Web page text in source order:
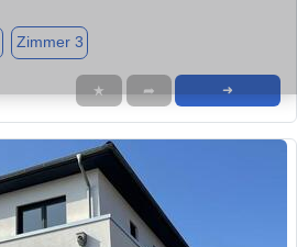
Zimmer 3
★ ➦ ➜